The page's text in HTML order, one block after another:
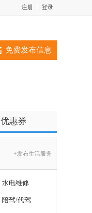
登录
注册
免费发布信息
优惠券
+发布生活服务
水电维修
陪驾/代驾